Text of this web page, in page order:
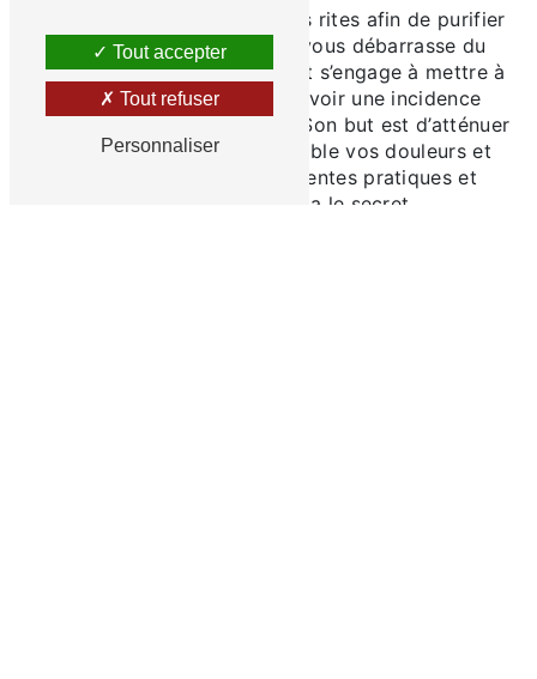
Il réalise également différents rites afin de purifier
votre corps, votre aura et vous débarrasse du
mauvais sort. Votre marabout s’engage à mettre à
profit ses pouvoirs afin d’avoir une incidence
positive sur votre existence. Son but est d’atténuer
ou de soulager le plus possible vos douleurs et
souffrances grâce à différentes pratiques et
incantations dont il a le secret.
Tout accepter
Tout refuser
Personnaliser